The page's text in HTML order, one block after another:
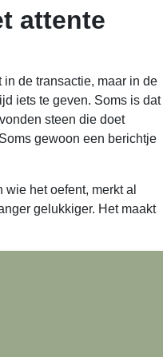
attente
de transactie, maar in de
iets te geven. Soms is dat
steen die doet
gewoon een berichtje
het oefent, merkt al
gelukkiger. Het maakt